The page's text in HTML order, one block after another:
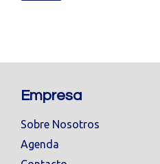
Empresa
Sobre Nosotros
Agenda